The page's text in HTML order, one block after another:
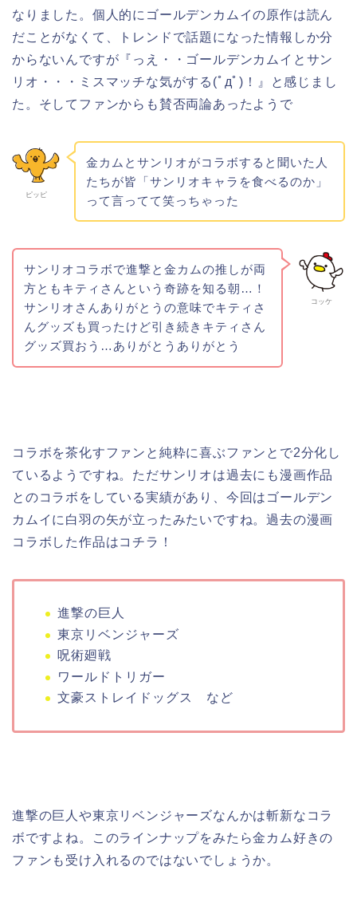
なりました。個人的にゴールデンカムイの原作は読ん
だことがなくて、トレンドで話題になった情報しか分
からないんですが『っえ・・ゴールデンカムイとサン
リオ・・・ミスマッチな気がする(ﾟдﾟ)！』と感じまし
た。そしてファンからも賛否両論あったようで
ピッピ
金カムとサンリオがコラボすると聞いた人
たちが皆「サンリオキャラを食べるのか」
って言ってて笑っちゃった
コッケ
サンリオコラボで進撃と金カムの推しが両
方ともキティさんという奇跡を知る朝…！
サンリオさんありがとうの意味でキティさ
んグッズも買ったけど引き続きキティさん
グッズ買おう…ありがとうありがとう
コラボを茶化すファンと純粋に喜ぶファンとで2分化し
ているようですね。ただサンリオは過去にも漫画作品
とのコラボをしている実績があり、今回はゴールデン
カムイに白羽の矢が立ったみたいですね。過去の漫画
コラボした作品はコチラ！
進撃の巨人
東京リベンジャーズ
呪術廻戦
ワールドトリガー
文豪ストレイドッグス など
進撃の巨人や東京リベンジャーズなんかは斬新なコラ
ボですよね。このラインナップをみたら金カム好きの
ファンも受け入れるのではないでしょうか。